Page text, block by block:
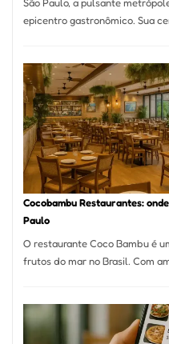
epicentro gastronômico. Sua
Cocobambu Restaurantes:
Paulo
O restaurante Coco Bambu é
frutos do mar no Brasil. Com